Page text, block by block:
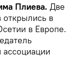
Плиева. Две
открылись в
в Европе.